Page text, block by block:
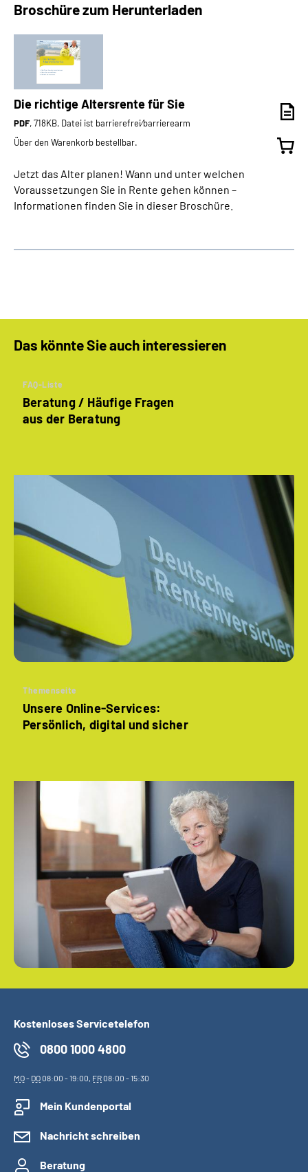
Broschüre zum Herunterladen
Die richtige Altersrente für Sie
PDF, 718KB, Datei ist barrierefrei⁄barrierearm
Über den Warenkorb bestellbar.
Jetzt das Alter planen! Wann und unter welchen
Voraussetzungen Sie in Rente gehen können –
Informationen finden Sie in dieser Broschüre.
Das könnte Sie auch interessieren
FAQ-Liste
Beratung / Häufige Fragen
aus der Beratung
Themenseite
Unsere Online-Services:
Persönlich, digital und sicher
Kostenloses Servicetelefon
0800 1000 4800
MO- DO08:00 - 19:00, FR08:00 - 15:30
Mein Kundenportal
Nachricht schreiben
Beratung